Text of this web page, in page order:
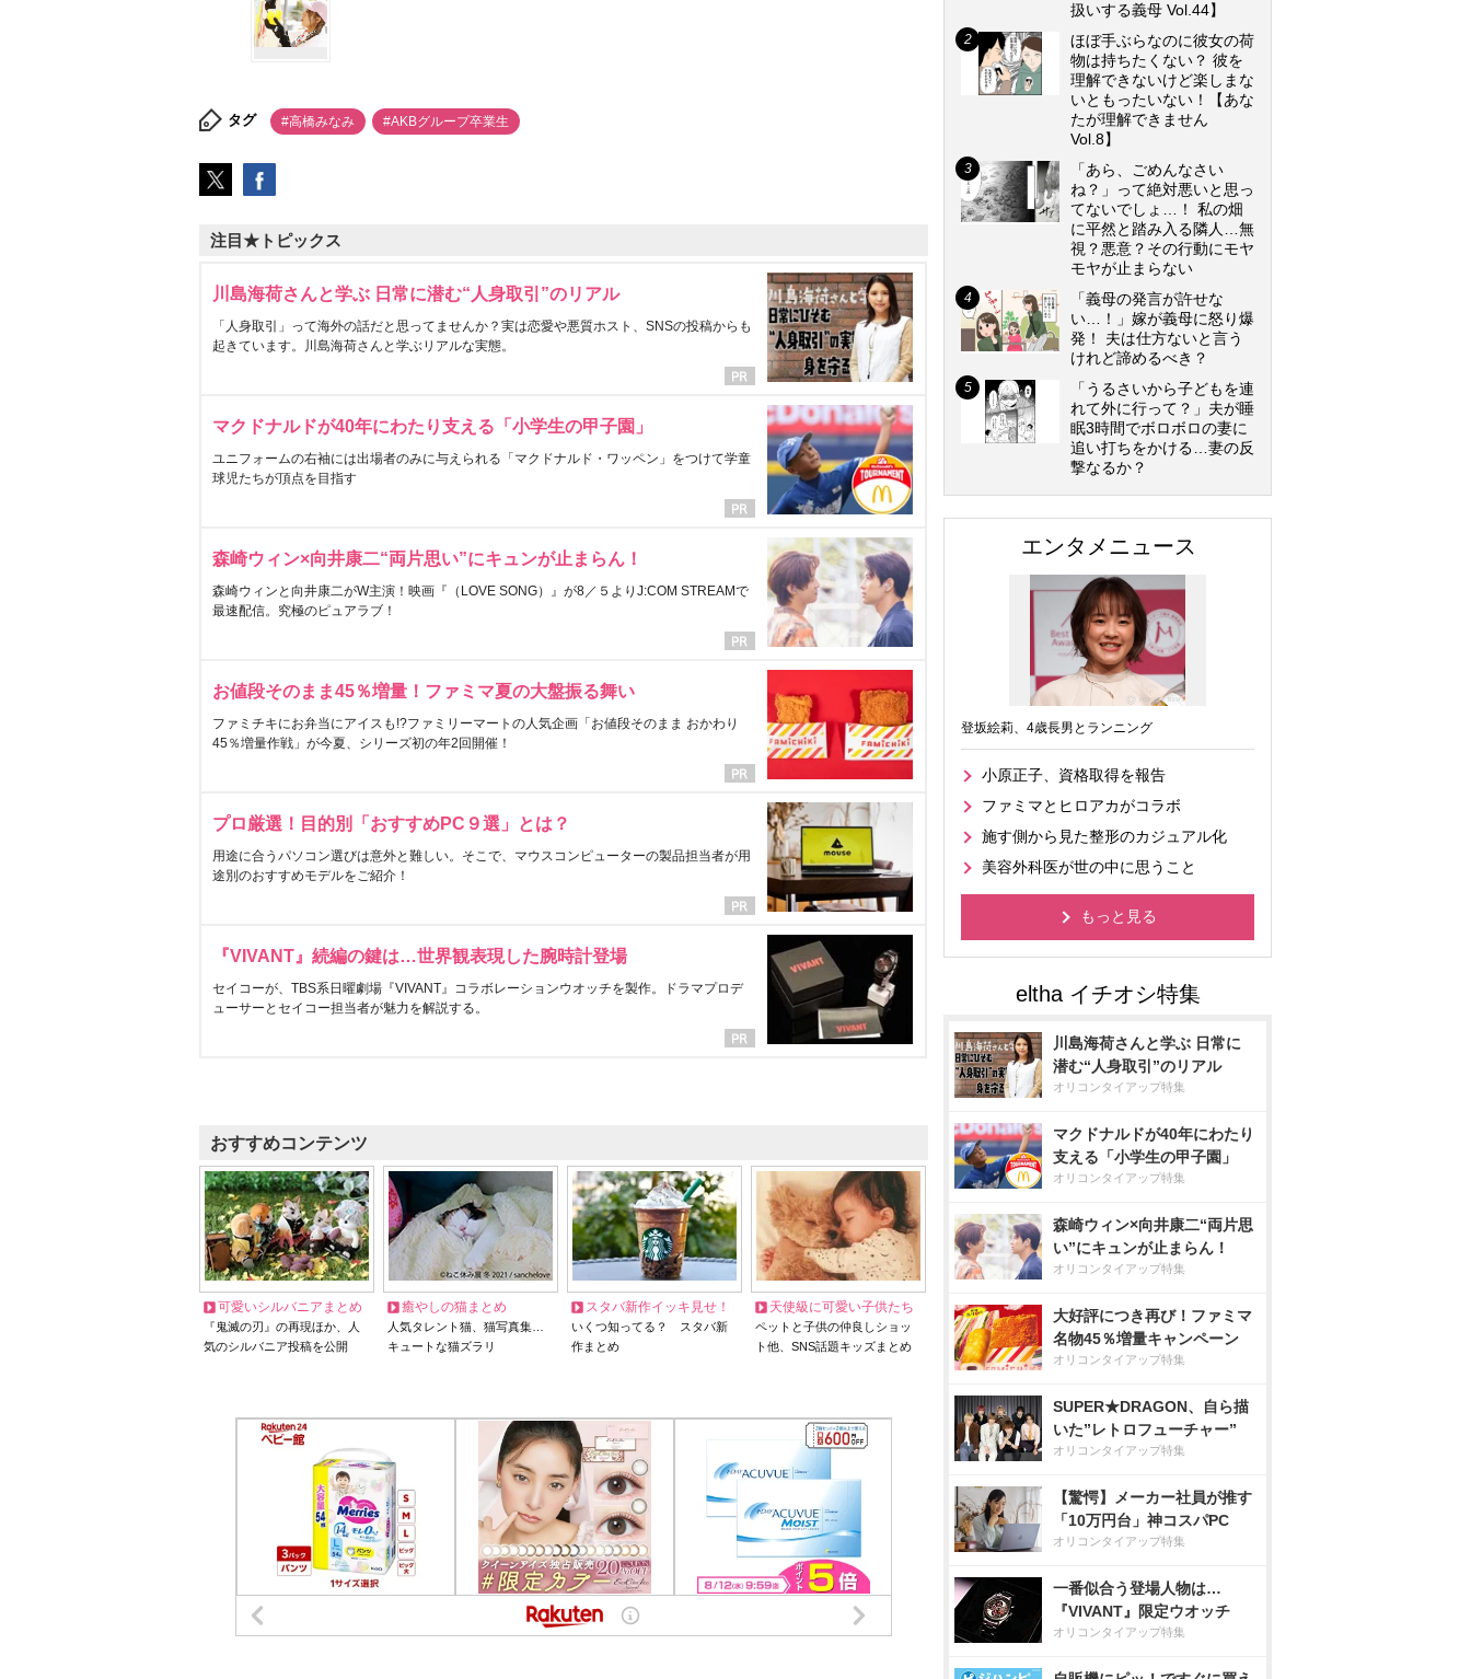
タグ #高橋みなみ #AKBグループ卒業生
注目★トピックス
川島海荷さんと学ぶ 日常に潜む“人身取引”のリアル
「人身取引」って海外の話だと思ってませんか？実は恋愛や悪質ホスト、SNSの投稿からも
起きています。川島海荷さんと学ぶリアルな実態。
マクドナルドが40年にわたり支える「小学生の甲子園」
ユニフォームの右袖には出場者のみに与えられる「マクドナルド・ワッペン」をつけて学童
球児たちが頂点を目指す
森崎ウィン×向井康二“両片思い”にキュンが止まらん！
森崎ウィンと向井康二がW主演！映画『（LOVE SONG）』が8／５よりJ:COM STREAMで
最速配信。究極のピュアラブ！
お値段そのまま45％増量！ファミマ夏の大盤振る舞い
ファミチキにお弁当にアイスも!?ファミリーマートの人気企画「お値段そのまま おかわり
45％増量作戦」が今夏、シリーズ初の年2回開催！
プロ厳選！目的別「おすすめPC９選」とは？
用途に合うパソコン選びは意外と難しい。そこで、マウスコンピューターの製品担当者が用
途別のおすすめモデルをご紹介！
『VIVANT』続編の鍵は…世界観表現した腕時計登場
セイコーが、TBS系日曜劇場『VIVANT』コラボレーションウオッチを製作。ドラマプロデ
ューサーとセイコー担当者が魅力を解説する。
おすすめコンテンツ
可愛いシルバニアまとめ
『鬼滅の刃』の再現ほか、人
気のシルバニア投稿を公開
癒やしの猫まとめ
人気タレント猫、猫写真集…
キュートな猫ズラリ
スタバ新作イッキ見せ！
いくつ知ってる？ スタバ新
作まとめ
天使級に可愛い子供たち
ペットと子供の仲良しショッ
ト他、SNS話題キッズまとめ
扱いする義母 Vol.44】
ほぼ手ぶらなのに彼女の荷
物は持ちたくない？ 彼を
理解できないけど楽しまな
いともったいない！【あな
たが理解できません
Vol.8】
「あら、ごめんなさい
ね？」って絶対悪いと思っ
てないでしょ…！ 私の畑
に平然と踏み入る隣人…無
視？悪意？その行動にモヤ
モヤが止まらない
「義母の発言が許せな
い…！」嫁が義母に怒り爆
発！ 夫は仕方ないと言う
けれど諦めるべき？
「うるさいから子どもを連
れて外に行って？」夫が睡
眠3時間でボロボロの妻に
追い打ちをかける…妻の反
撃なるか？
エンタメニュース
登坂絵莉、4歳長男とランニング
小原正子、資格取得を報告
ファミマとヒロアカがコラボ
施す側から見た整形のカジュアル化
美容外科医が世の中に思うこと
もっと見る
川島海荷さんと学ぶ 日常に
潜む“人身取引”のリアル
オリコンタイアップ特集
マクドナルドが40年にわたり
支える「小学生の甲子園」
オリコンタイアップ特集
森崎ウィン×向井康二“両片思
い”にキュンが止まらん！
オリコンタイアップ特集
大好評につき再び！ファミマ
名物45％増量キャンペーン
オリコンタイアップ特集
SUPER★DRAGON、自ら描
いた”レトロフューチャー”
オリコンタイアップ特集
【驚愕】メーカー社員が推す
「10万円台」神コスパPC
オリコンタイアップ特集
一番似合う登場人物は…
『VIVANT』限定ウオッチ
オリコンタイアップ特集